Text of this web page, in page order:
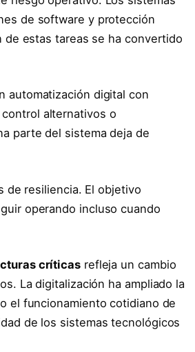
de software y protección
estas tareas se ha convertido
automatización digital con
alternativos o
parte del sistema deja de
de resiliencia. El objetivo
operando incluso cuando
críticasrefleja un cambio
La digitalización ha ampliado la
el funcionamiento cotidiano de
de los sistemas tecnológicos